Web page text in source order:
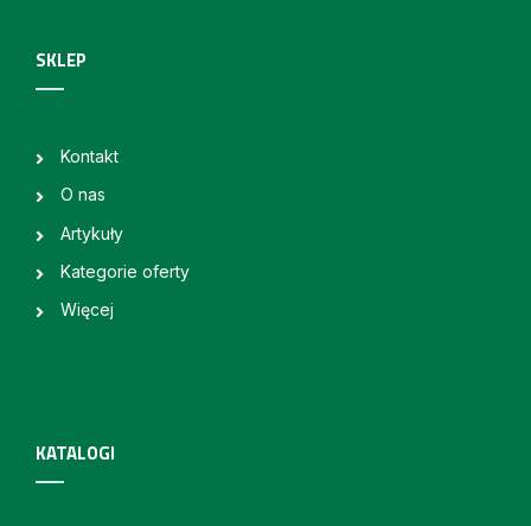
SKLEP
Kontakt
O nas
Artykuły
Kategorie oferty
Więcej
KATALOGI